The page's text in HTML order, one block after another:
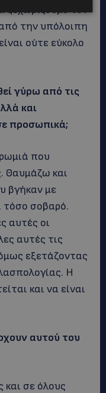
ξεχωρίζουμε τον
την υπόλοιπη
ούτε εύκολο
γύρω από τις
και
προσωπικά;
που
Θαυμάζω και
βγήκαν με
τόσο σοβαρό.
αυτές οι
αυτές τις
εξετάζοντας
Η
και να είναι
αυτού του
σε όλους